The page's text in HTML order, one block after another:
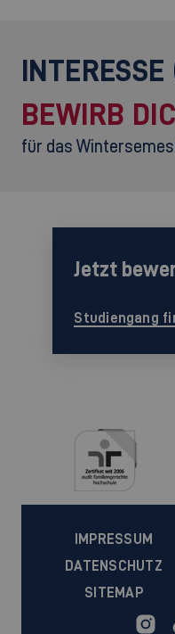
BEWIRB
für das
Jetzt
Studiengang
IMPRESSUM
DATENSCHUTZ
SITEMAP